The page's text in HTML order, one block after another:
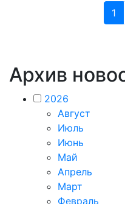
1
Архив
2026
Август
Июль
Июнь
Май
Апрель
Март
Февраль